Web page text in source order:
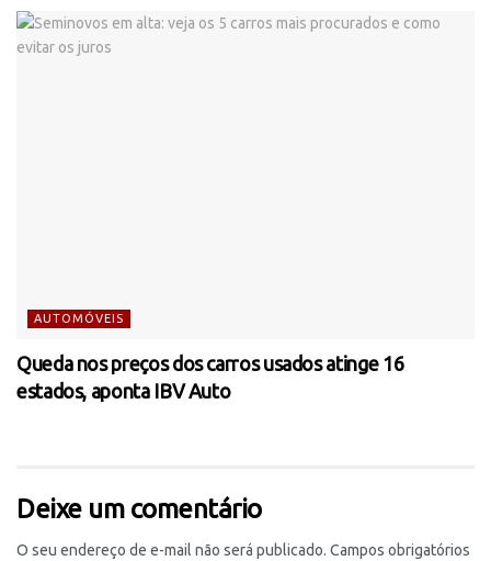
AUTOMÓVEIS
Queda nos preços dos carros usados atinge 16
estados, aponta IBV Auto
Deixe um comentário
O seu endereço de e-mail não será publicado. Campos obrigatórios